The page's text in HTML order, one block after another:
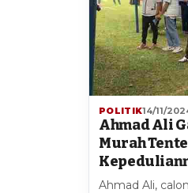
POLITIK14/11/
Ahmad Ali
Murah
Ahmad Ali,